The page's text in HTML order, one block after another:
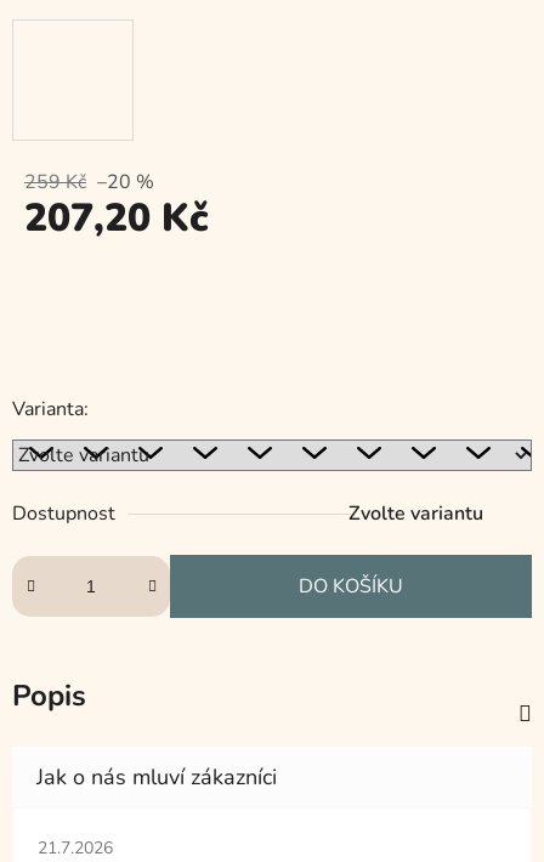
259 Kč –20 %
207,20 Kč
Varianta:
Dostupnost Zvolte variantu
DO KOŠÍKU
Popis
Hodnocení obchodu je 5 z 5 hvězdiček.
21.7.2026